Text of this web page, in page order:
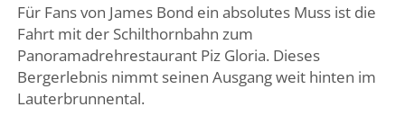
Für Fans von James Bond ein absolutes Muss ist die
Fahrt mit der Schilthornbahn zum
Panoramadrehrestaurant Piz Gloria. Dieses
Bergerlebnis nimmt seinen Ausgang weit hinten im
Lauterbrunnental.